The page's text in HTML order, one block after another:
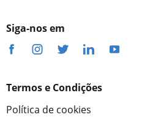
Siga-nos em
Termos e Condições
Política de cookies